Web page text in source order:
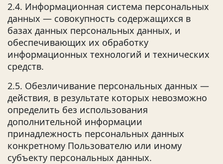
2.4. Информационная система персональных
данных — совокупность содержащихся в
базах данных персональных данных, и
обеспечивающих их обработку
информационных технологий и технических
средств.
2.5. Обезличивание персональных данных —
действия, в результате которых невозможно
определить без использования
дополнительной информации
принадлежность персональных данных
конкретному Пользователю или иному
субъекту персональных данных.